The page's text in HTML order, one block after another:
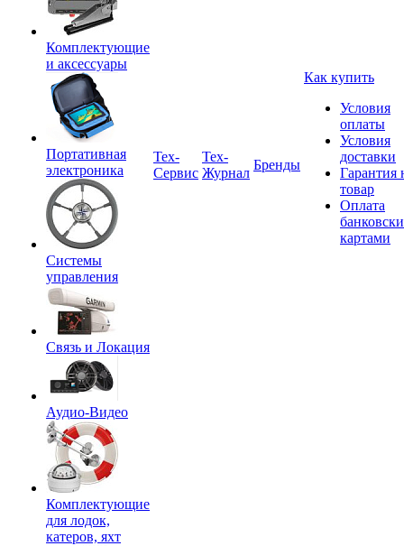
Комплектующие
и аксессуары
Портативная
электроника
Системы
управления
Связь и Локация
Аудио-Видео
Комплектующие
для лодок,
катеров, яхт
Tex-
Сервис
Тех-
Журнал
Бренды
Как купить
Условия
оплаты
Условия
доставки
Гарантия
товар
Оплата
картами